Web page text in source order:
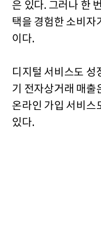
은 있다. 그러나 한
택을 경험한 소비자
이다.
디지털 서비스도 성
기 전자상거래 매출
온라인 가입 서비스
있다.